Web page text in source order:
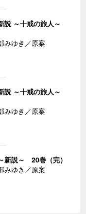
説 ～十戒の旅人～
みゆき／原案
説 ～十戒の旅人～
みゆき／原案
新説～ 20巻（完）
みゆき／原案